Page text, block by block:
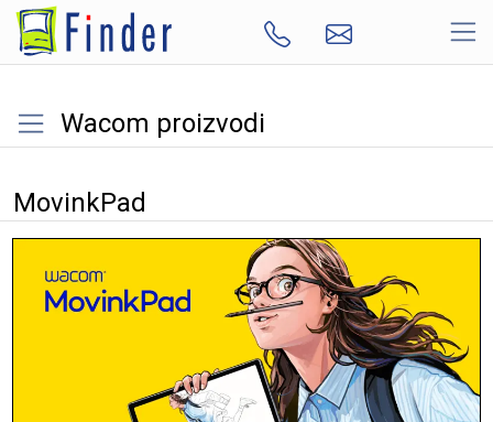
Wacom proizvodi
MovinkPad